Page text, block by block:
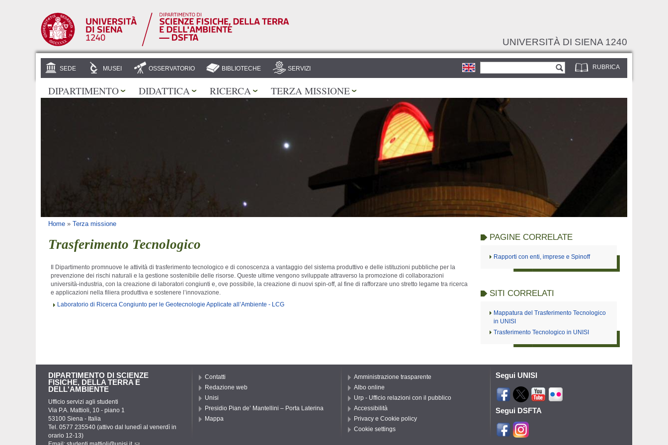
UNIVERSITÀ DI SIENA 1240
RUBRICA
Form di ricerca
SEDE MUSEI OSSERVATORIO BIBLIOTECHE SERVIZI
DIPARTIMENTO DIDATTICA RICERCA TERZA MISSIONE
Tu sei qui
Home » Terza missione
Trasferimento Tecnologico
Il Dipartimento promnuove le attività di trasferimento tecnologico e di conoscenza a vantaggio del sistema produttivo e delle istituzioni pubbliche per la
prevenzione dei rischi naturali e la gestione sostenibile delle risorse. Queste ultime vengono sviluppate attraverso la promozione di collaborazioni
università-industria, con la creazione di laboratori congiunti e, ove possibile, la creazione di nuovi spin-off, al fine di rafforzare uno stretto legame tra ricerca
e applicazioni nella filiera produttiva e sostenere l’innovazione.
Laboratorio di Ricerca Congiunto per le Geotecnologie Applicate all’Ambiente - LCG
PAGINE CORRELATE
Rapporti con enti, imprese e Spinoff
SITI CORRELATI
Mappatura del Trasferimento Tecnologico
in UNISI
Trasferimento Tecnologico in UNISI
DIPARTIMENTO DI SCIENZE
FISICHE, DELLA TERRA E
DELL'AMBIENTE
Ufficio servizi agli studenti
Via P.A. Mattioli, 10 - piano 1
53100 Siena - Italia
Tel. 0577 235540 (attivo dal lunedì al venerdì in
orario 12-13)
Contatti
Redazione web
Unisi
Presidio Pian de’ Mantellini – Porta Laterina
Mappa
Amministrazione trasparente
Albo online
Urp - Ufficio relazioni con il pubblico
Accessibilità
Privacy e Cookie policy
Cookie settings
Segui UNISI
Segui DSFTA